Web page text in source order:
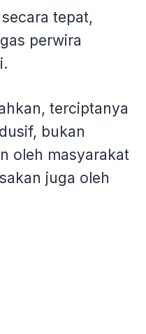
tepat,
perwira
terciptanya
bukan
oleh masyarakat
juga oleh